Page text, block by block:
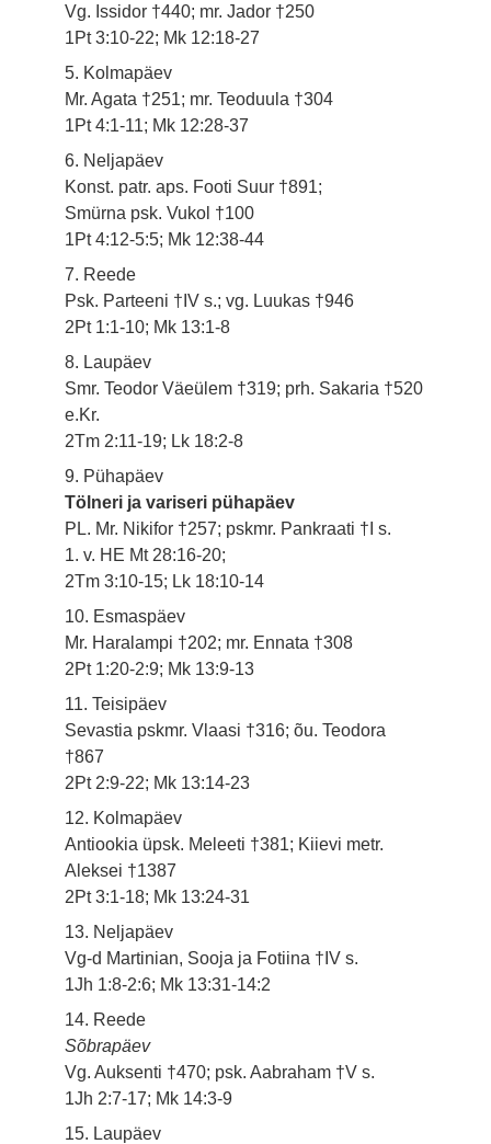
Vg. Issidor †440; mr. Jador †250
1Pt 3:10-22; Mk 12:18-27
5. Kolmapäev
Mr. Agata †251; mr. Teoduula †304
1Pt 4:1-11; Mk 12:28-37
6. Neljapäev
Konst. patr. aps. Footi Suur †891;
Smürna psk. Vukol †100
1Pt 4:12-5:5; Mk 12:38-44
7. Reede
Psk. Parteeni †IV s.; vg. Luukas †946
2Pt 1:1-10; Mk 13:1-8
8. Laupäev
Smr. Teodor Väeülem †319; prh. Sakaria †520
e.Kr.
2Tm 2:11-19; Lk 18:2-8
9. Pühapäev
Tölneri ja variseri pühapäev
PL. Mr. Nikifor †257; pskmr. Pankraati †I s.
1. v. HE Mt 28:16-20;
2Tm 3:10-15; Lk 18:10-14
10. Esmaspäev
Mr. Haralampi †202; mr. Ennata †308
2Pt 1:20-2:9; Mk 13:9-13
11. Teisipäev
Sevastia pskmr. Vlaasi †316; õu. Teodora
†867
2Pt 2:9-22; Mk 13:14-23
12. Kolmapäev
Antiookia üpsk. Meleeti †381; Kiievi metr.
Aleksei †1387
2Pt 3:1-18; Mk 13:24-31
13. Neljapäev
Vg-d Martinian, Sooja ja Fotiina †IV s.
1Jh 1:8-2:6; Mk 13:31-14:2
14. Reede
Sõbrapäev
Vg. Auksenti †470; psk. Aabraham †V s.
1Jh 2:7-17; Mk 14:3-9
15. Laupäev